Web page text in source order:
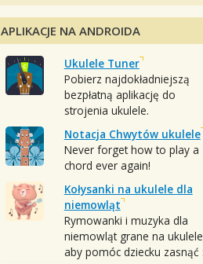
APLIKACJE NA ANDROIDA
Ukulele Tuner
Pobierz najdokładniejszą
bezpłatną aplikację do
strojenia ukulele.
Notacja Chwytów ukulele
Never forget how to play a
chord ever again!
Kołysanki na ukulele dla
niemowląt
Rymowanki i muzyka dla
niemowląt grane na
aby pomóc dziecku zasnąć